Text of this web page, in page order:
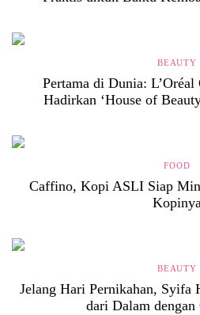
BEAUTY
Pertama di Dunia: L’Oréal
Hadirkan ‘House of
FOOD
Caffino, Kopi ASLI Siap
BEAUTY
Jelang Hari Pernikahan,
dari Dalam